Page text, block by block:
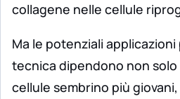
collagene nelle cellule
Ma le potenziali
tecnica dipendono non
cellule sembrino più giovani,